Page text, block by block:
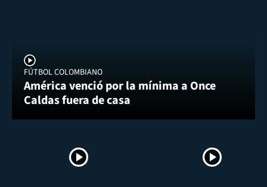
FÚTBOL COLOMBIANO
América venció por la mínima a Once
Caldas fuera de casa